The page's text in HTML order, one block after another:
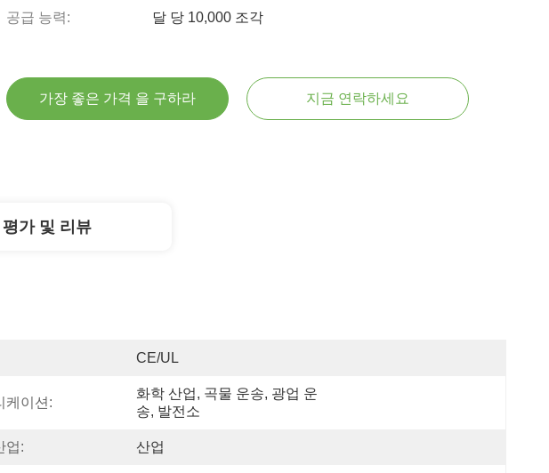
공급 능력: 달 당 10,000 조각
가장 좋은 가격 을 구하라 지금 연락하세요
평가 및 리뷰
CE/UL
케이션:
화학 산업, 곡물 운송, 광업 운
송, 발전소
업: 산업